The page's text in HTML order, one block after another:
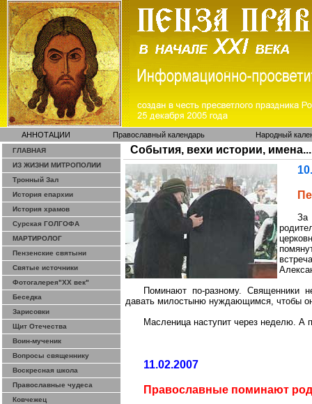
АННОТАЦИИ Православный календарь Народный
ГЛАВНАЯ
ИЗ ЖИЗНИ МИТРОПОЛИИ
Тронный Зал
История епархии
История храмов
Сурская ГОЛГОФА
МАРТИРОЛОГ
Пензенские святыни
Святые источники
Фотогалерея"ХХ век"
Беседка
Зарисовки
Щит Отечества
Воин-мученик
Вопросы священнику
Воскресная школа
Православные чудеса
Ковчежец
События, вехи истории, имена...
За
Поминают по-разному. Священники
давать милостыню нуждающимся, чтобы
Масленица наступит через неделю. А
11.02.2007
Православные поминают